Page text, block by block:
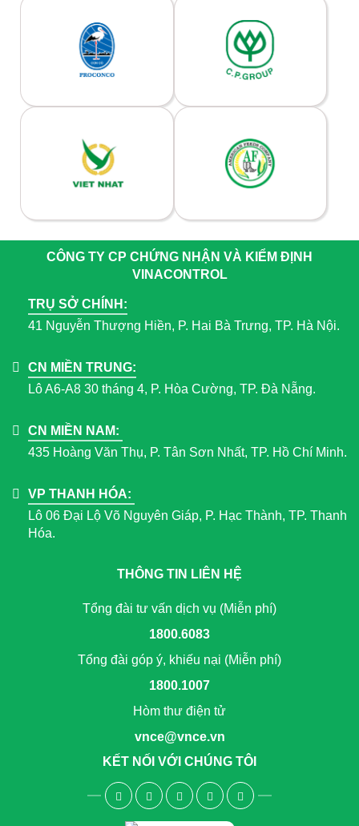
CÔNG TY CP CHỨNG NHẬN VÀ KIỂM ĐỊNH
VINACONTROL
TRỤ SỞ CHÍNH:
41 Nguyễn Thượng Hiền, P. Hai Bà Trưng, TP. Hà Nội.
CN MIỀN TRUNG:
Lô A6-A8 30 tháng 4, P. Hòa Cường, TP. Đà Nẵng.
CN MIỀN NAM:
435 Hoàng Văn Thụ, P. Tân Sơn Nhất, TP. Hồ Chí Minh.
VP THANH HÓA:
Lô 06 Đại Lộ Võ Nguyên Giáp, P. Hạc Thành, TP. Thanh
Hóa.
THÔNG TIN LIÊN HỆ
Tổng đài tư vấn dịch vụ (Miễn phí)
1800.6083
Tổng đài góp ý, khiếu nại (Miễn phí)
1800.1007
Hòm thư điện tử
vnce@vnce.vn
KẾT NỐI VỚI CHÚNG TÔI